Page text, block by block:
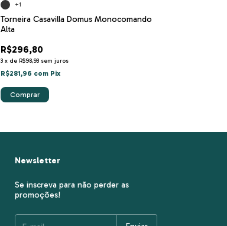
Torneira Casavilla Domus Monocomando
Alta
R$296,80
3 x de R$98,93 sem juros
R$281,96 com Pix
+1
Comprar
Newsletter
Se inscreva para não perder as
promoções!